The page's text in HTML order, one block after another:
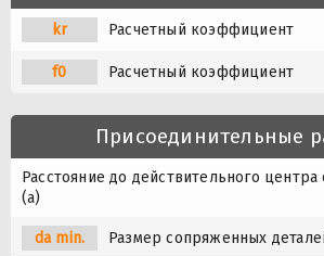
kr Расчетный коэффициент
f0 Расчетный коэффициент
Присоединительные
Расстояние до действительного
(a)
da min. Размер сопряженных